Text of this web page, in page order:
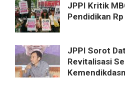
JPPI Kritik
Pendidikan
JPPI Sorot
Revitalisasi